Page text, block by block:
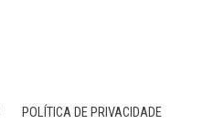
POLÍTICA DE PRIVACIDADE